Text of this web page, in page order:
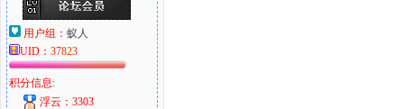
用户组： 蚁人
UID： 37823
积分信息:
浮云：3303